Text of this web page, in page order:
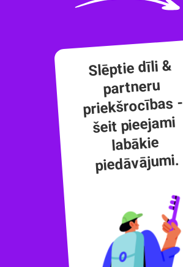
Slēptie dīli &
partneru
priekšrocības -
šeit pieejami
labākie
piedāvājumi.